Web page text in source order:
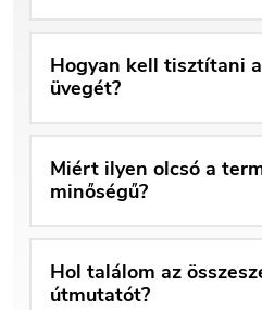
Hogyan kell tisztítani
üvegét?
Miért ilyen olcsó a
minőségű?
Hol találom az
útmutatót?